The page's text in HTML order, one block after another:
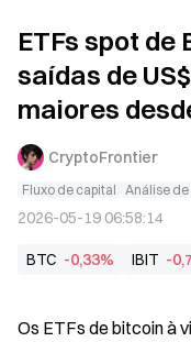
ETFs spot
saídas de
maiores
CryptoFrontier
Fluxo de capital Análise
2026-05-19 06:58:14
BTC -0,33% IBIT -
Os ETFs de bitcoin à